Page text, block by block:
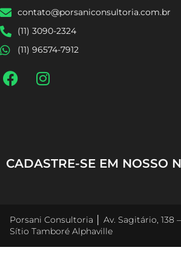
contato@porsaniconsultoria.com.br
(11) 3090-2324
(11) 96574-7912
CADASTRE-SE EM NOSSO
Porsani Consultoria │ Av. Sagitário, 138
Sítio Tamboré Alphaville